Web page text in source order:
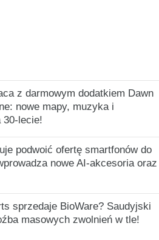
z darmowym dodatkiem Dawn
nowe mapy, muzyka i
30-lecie!
podwoić ofertę smartfonów do
nowe AI-akcesoria oraz
sprzedaje BioWare? Saudyjski
masowych zwolnień w tle!